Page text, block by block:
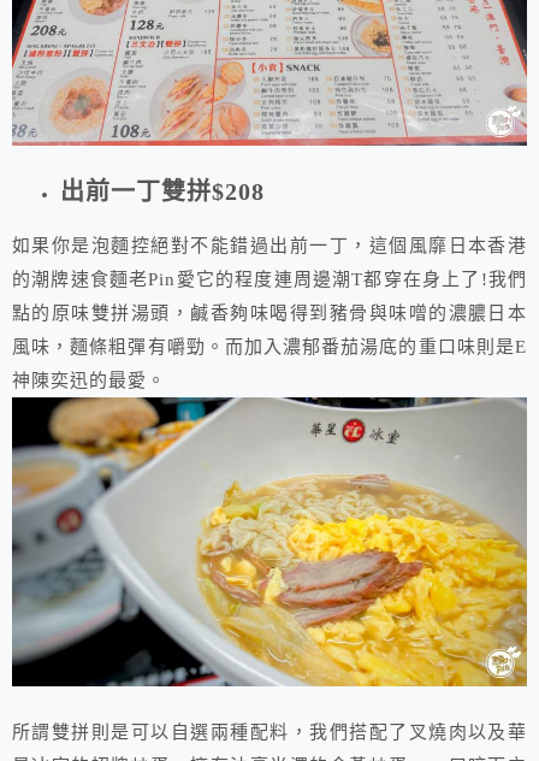
出前一丁雙拼$208
如果你是泡麵控絕對不能錯過出前一丁，這個風靡日本香港
的潮牌速食麵老Pin愛它的程度連周邊潮T都穿在身上了!我們
點的原味雙拼湯頭，鹹香夠味喝得到豬骨與味噌的濃膿日本
風味，麵條粗彈有嚼勁。而加入濃郁番茄湯底的重口味則是E
神陳奕迅的最愛。
所謂雙拼則是可以自選兩種配料，我們搭配了叉燒肉以及華